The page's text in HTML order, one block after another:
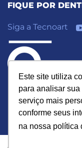
Este site utiliza
para analisar
serviço mais
conforme seus
na nossa política
FIQUE POR
Siga a Tecnoart